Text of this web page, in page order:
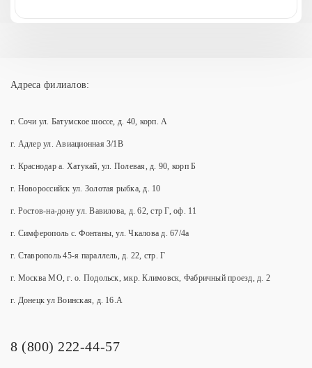
Адреса филиалов:
г. Сочи ул. Батумское шоссе, д. 40, корп. А
г. Адлер ул. Авиационная 3/1В
г. Краснодар а. Хатукай, ул. Полевая, д. 90, корп Б
г. Новороссийск ул. Золотая рыбка, д. 10
г. Ростов-на-дону ул. Вавилова, д. 62, стр Г, оф. 11
г. Симферополь с. Фонтаны, ул. Чкалова д. 67/4а
г. Ставрополь 45-я параллель, д. 22, стр. Г
г. Москва МО, г. о. Подольск, мкр. Климовск, Фабричный проезд, д. 2
г. Донецк ул Воинская, д. 16.А
8 (800) 222-44-57